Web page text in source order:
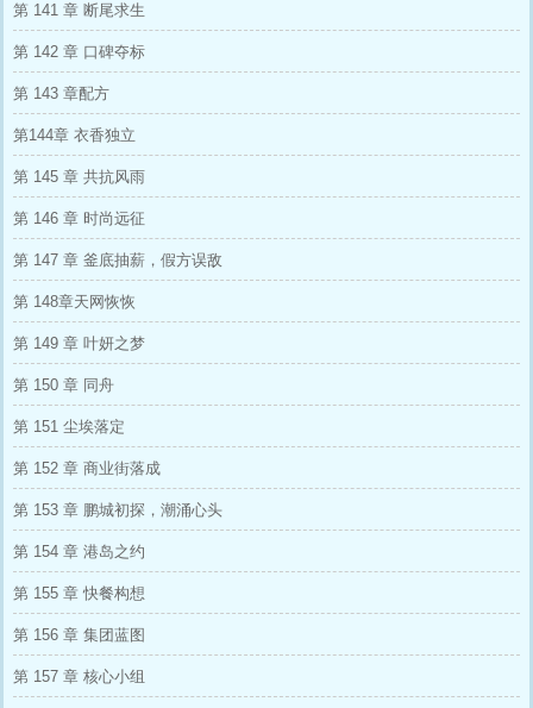
第 141 章 断尾求生
第 142 章 口碑夺标
第 143 章配方
第144章 衣香独立
第 145 章 共抗风雨
第 146 章 时尚远征
第 147 章 釜底抽薪，假方误敌
第 148章天网恢恢
第 149 章 叶妍之梦
第 150 章 同舟
第 151 尘埃落定
第 152 章 商业街落成
第 153 章 鹏城初探，潮涌心头
第 154 章 港岛之约
第 155 章 快餐构想
第 156 章 集团蓝图
第 157 章 核心小组